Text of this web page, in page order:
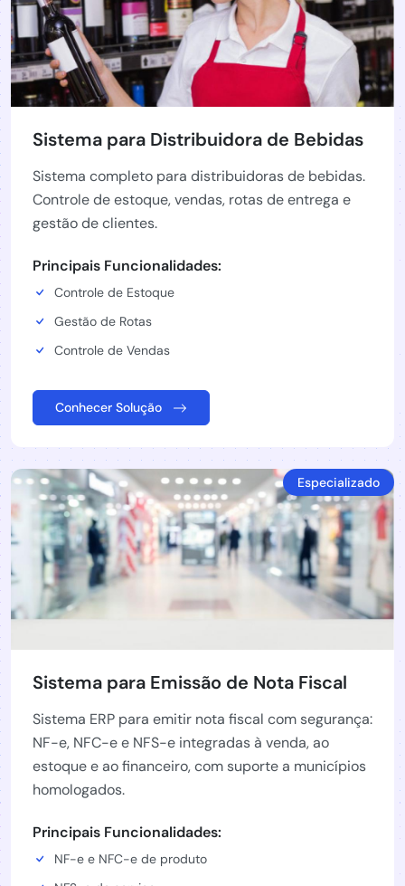
Sistema para Distribuidora de Bebidas
Sistema completo para distribuidoras de bebidas.
Controle de estoque, vendas, rotas de entrega e
gestão de clientes.
Principais Funcionalidades:
Controle de Estoque
Gestão de Rotas
Controle de Vendas
Conhecer Solução
Especializado
Sistema para Emissão de Nota Fiscal
Sistema ERP para emitir nota fiscal com segurança:
NF-e, NFC-e e NFS-e integradas à venda, ao
estoque e ao financeiro, com suporte a municípios
homologados.
Principais Funcionalidades:
NF-e e NFC-e de produto